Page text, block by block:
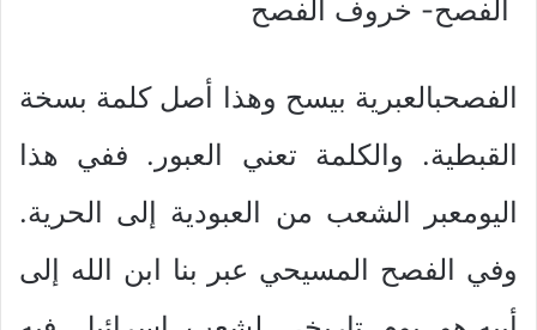
الفصح- خروف الفصح
الفصحبالعبرية بيسح وهذا أصل كلمة بسخة
القبطية. والكلمة تعني العبور. ففي هذا
اليومعبر الشعب من العبودية إلى الحرية.
وفي الفصح المسيحي عبر بنا ابن الله إلى